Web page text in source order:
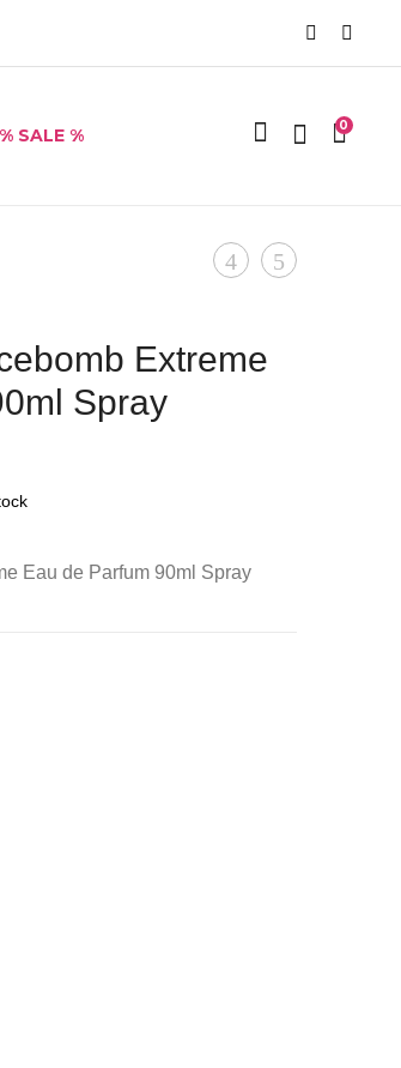
% SALE % 0
Product
Joop!
Eau
&
Joop
Extreme
Spray
Eau de Parfum 90ml Spray